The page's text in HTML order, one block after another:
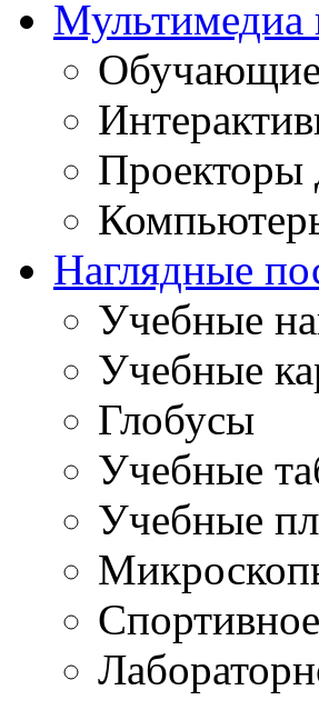
Мультимедиа
Проекторы
Наглядные
Учебные
Учебные
Глобусы
Учебные
Учебные